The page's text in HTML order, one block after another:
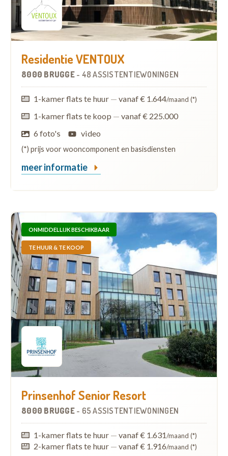
Residentie VENTOUX
8000 BRUGGE - 48 ASSISTENTIEWONINGEN
1-kamer flats te huur — vanaf € 1.644/maand (*)
1-kamer flats te koop — vanaf € 225.000
6 foto's
video
(*) prijs voor wooncomponent en basisdiensten
meer informatie
ONMIDDELLIJK BESCHIKBAAR
TE HUUR & TE KOOP
Prinsenhof Senior Resort
8000 BRUGGE - 65 ASSISTENTIEWONINGEN
1-kamer flats te huur — vanaf € 1.631/maand (*)
2-kamer flats te huur — vanaf € 1.916/maand (*)